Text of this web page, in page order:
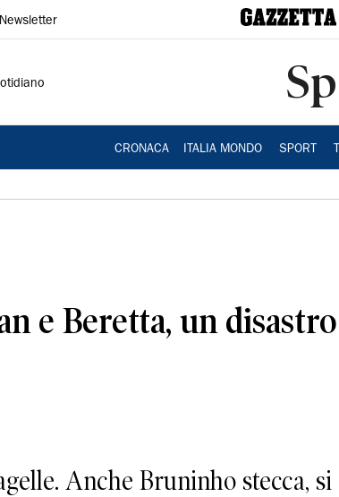
CRONACA ITALIA MONDO SPORT
e Beretta, un disastro
Anche Bruninho stecca,